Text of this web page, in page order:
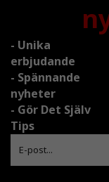
- Unika
erbjudande
- Spännande
nyheter
- Gör Det Själv
Tips